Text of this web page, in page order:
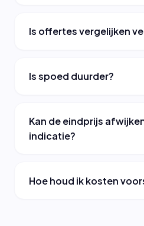
Is offertes vergelijken
Is spoed duurder?
Kan de eindprijs
indicatie?
Hoe houd ik kosten